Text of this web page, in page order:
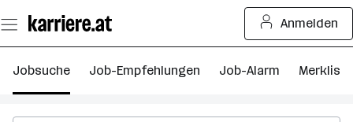
Seiteninhalt
springen
Anmelden
Jobsuche Job-Empfehlungen Job-Alarm Merkliste